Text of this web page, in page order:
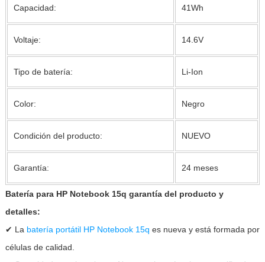
Capacidad: 41Wh
Voltaje: 14.6V
Tipo de batería: Li-Ion
Color: Negro
Condición del producto: NUEVO
Garantía: 24 meses
Batería para HP Notebook 15q garantía del producto y
detalles:
✔ La batería portátil HP Notebook 15q es nueva y está formada por
células de calidad.